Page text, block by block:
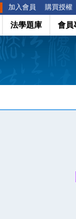
加入會員 購買授權
法學題庫 會員